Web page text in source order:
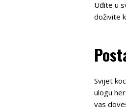
Uđite u
doživite
Svijet
ulogu
vas